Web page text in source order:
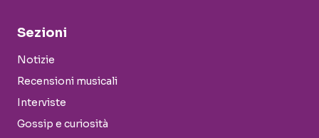
Sezioni
Notizie
Recensioni musicali
Interviste
Gossip e curiosità